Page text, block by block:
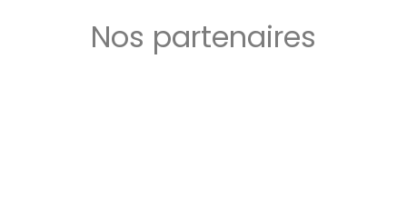
Nos partenaires